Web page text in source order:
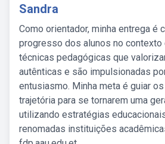
Sandra
Como orientador, minha entrega é
progresso dos alunos no contexto
técnicas pedagógicas que
autênticas e são impulsionadas
entusiasmo. Minha meta é guiar
trajetória para se tornarem uma
utilizando estratégias
renomadas instituições